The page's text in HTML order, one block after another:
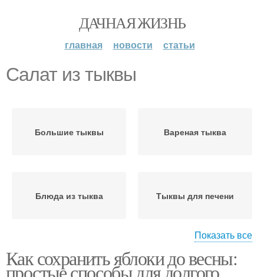
ДАЧНАЯ ЖИЗНЬ
главная новости статьи
Салат из тыквы
Большие тыквы Вареная тыква
Блюда из тыква Тыквы для печени
Твердокорые тыквы Крупноплодные тыквы
Показать все
Как сохранить яблоки до весны: